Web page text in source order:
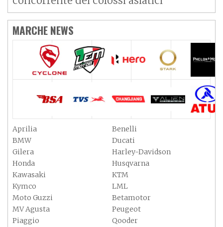
MARCHE NEWS
Aprilia
Benelli
BMW
Ducati
Gilera
Harley-Davidson
Honda
Husqvarna
Kawasaki
KTM
Kymco
LML
Moto Guzzi
Betamotor
MV Agusta
Peugeot
Piaggio
Qooder